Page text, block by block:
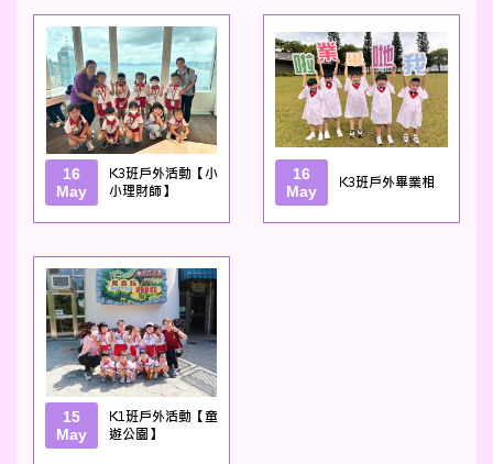
16
May
K3班戶外活動【小
小理財師】
16
May
K3班戶外畢業相
15
May
K1班戶外活動【童
遊公園】